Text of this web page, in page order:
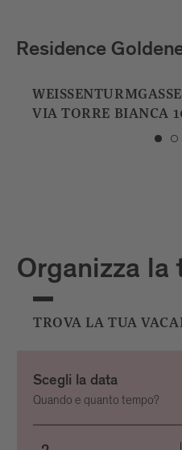
Bar Thaler
ALTENMARKTGASSE
VIA MERCATO
Organizza la
TROVA LA TUA
Scegli la data
Quando e quanto tempo?